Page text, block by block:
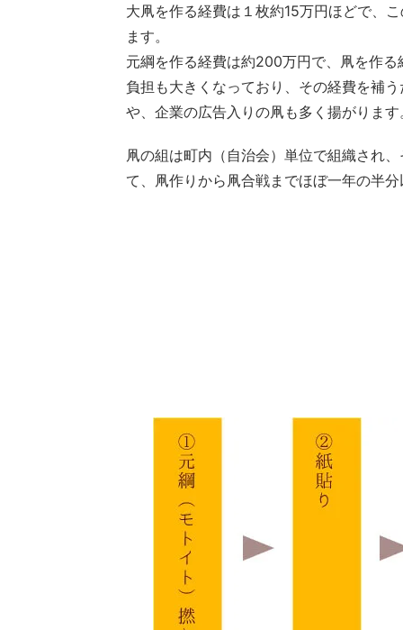
大凧を作る経費は１枚約15万円ほどで、
ます。
元綱を作る経費は約200万円で、凧を作
負担も大きくなっており、その経費を補
や、企業の広告入りの凧も多く揚がります
凧の組は町内（自治会）単位で組織され
て、凧作りから凧合戦までほぼ一年の半